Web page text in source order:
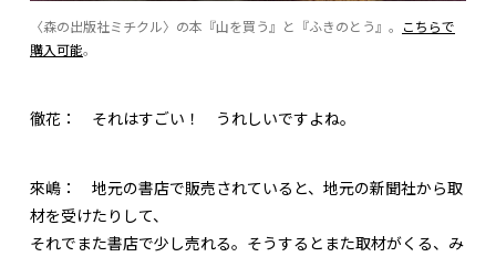
〈森の出版社ミチクル〉の本『山を買う』と『ふきのとう』。 こちらで
購入可能。
徹花： それはすごい！ うれしいですよね。
來嶋： 地元の書店で販売されていると、地元の新聞社から取
材を受けたりして、
それでまた書店で少し売れる。そうするとまた取材がくる、み